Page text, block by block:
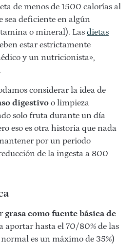
de menos de 1500 calorías al
sea deficiente en algún
o mineral). Las dietas
estar estrictamente
y un nutricionista»,
considerar la idea de
digestivoo limpieza
solo fruta durante un día
eso es otra historia que nada
por un periodo
de la ingesta a 800
grasa como fuente básica de
aportar hasta el 70/80% de las
es un máximo de 35%)